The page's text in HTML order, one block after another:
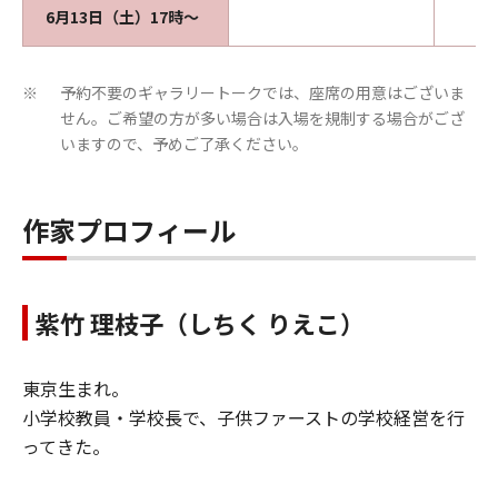
6月13日（土）17時～
※
予約不要のギャラリートークでは、座席の用意はございま
せん。ご希望の方が多い場合は入場を規制する場合がござ
いますので、予めご了承ください。
作家プロフィール
紫竹 理枝子（しちく りえこ）
東京生まれ。
小学校教員・学校長で、子供ファーストの学校経営を行
ってきた。